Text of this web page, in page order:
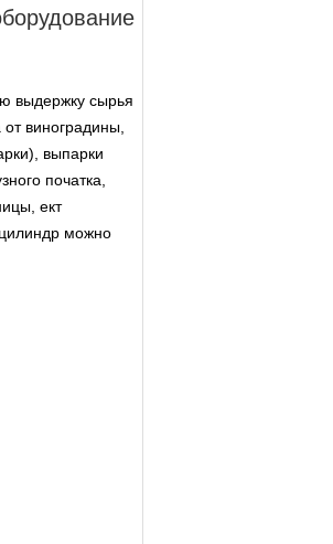
выдержку сырья
виноградины,
выпарки
початка,
ект
можно